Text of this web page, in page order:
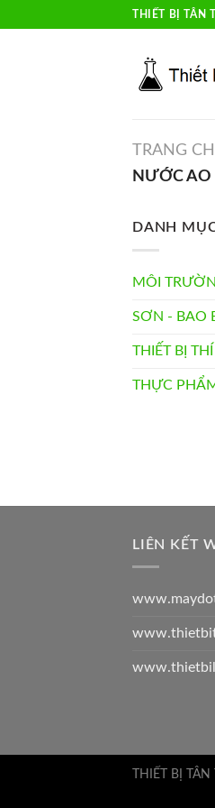
to
THIẾT BỊ TÂN
TRANG
NƯỚC AO
DANH
MÔI
SƠN - BAO
THIẾT BỊ
THỰC
LIÊN KẾT
THIẾT BỊ TÂN